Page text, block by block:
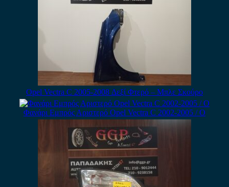
Opel Vectra C 2005-2008 Δεξί Φτερό – Μπλε Σκούρο
Φανάρι Εμπρός Αριστερό Opel Vectra C 2002-2005 / Ο